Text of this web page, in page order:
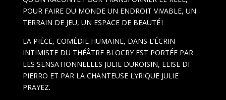
POUR FAIRE DU MONDE UN ENDROIT VIVABLE, UN
TERRAIN DE JEU, UN ESPACE DE BEAUTÉ !
LA PIÈCE, COMÉDIE HUMAINE, DANS L’ÉCRIN
INTIMISTE DU THÉÂTRE BLOCRY EST PORTÉE PAR
LES SENSATIONNELLES JULIE DUROISIN, ELISE DI
PIERRO ET PAR LA CHANTEUSE LYRIQUE JULIE
PRAYEZ.